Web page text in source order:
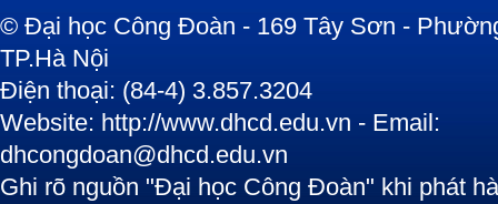
© Đại học Công Đoàn - 169 Tây Sơn -
TP.Hà Nội
Điện thoại: (84-4) 3.857.3204
Website: http://www.dhcd.edu.vn - Email:
dhcongdoan@dhcd.edu.vn
Ghi rõ nguồn "Đại học Công Đoàn" khi phát